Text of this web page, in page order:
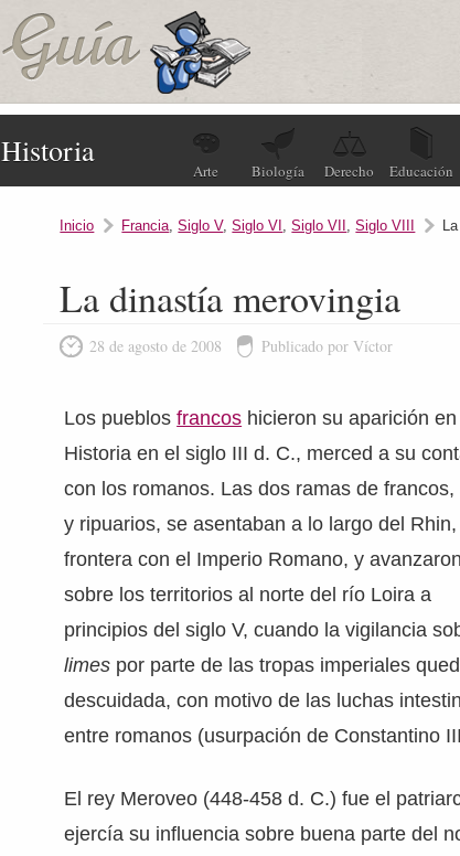
Historia
Arte Biología Derecho Educación
Inicio Francia,Siglo V,Siglo VI ,Siglo VII ,Siglo VIII
La dinastía merovingia
28 de agosto de 2008 Publicado por Víctor
Los pueblosfrancos hicieron su aparición
Historia en el siglo III d. C., merced a su
con los romanos. Las dos ramas de francos,
y ripuarios, se asentaban a lo largo del
frontera con el Imperio Romano, y avanzaron
sobre los territorios al norte del río Loira a
principios del siglo V, cuando la vigilancia
limes por parte de las tropas imperiales
descuidada, con motivo de las luchas
entre romanos (usurpación de Constantino
El rey Meroveo (448-458 d. C.) fue el
ejercía su influencia sobre buena parte del